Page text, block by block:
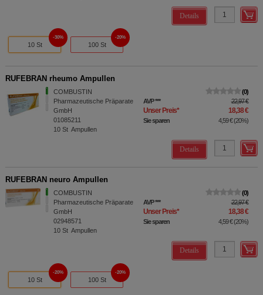
Details
10 St
30%
100 St
20%
RUFEBRAN rheumo Ampullen
COMBUSTIN
Pharmazeutische Präparate
GmbH
01085211
10 St Ampullen
0
AVP*** 22,97 €
Unser Preis* 18,38 €
Sie sparen 4,59 €(20%)
Details
RUFEBRAN neuro Ampullen
COMBUSTIN
Pharmazeutische Präparate
GmbH
02948571
10 St Ampullen
0
AVP*** 22,97 €
Unser Preis* 18,38 €
Sie sparen 4,59 €(20%)
Details
10 St
20%
100 St
20%